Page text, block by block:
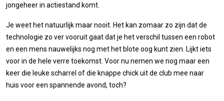
jongeheer in actiestand komt.
Je weet het natuurlijk maar nooit. Het kan zomaar zo zijn dat de
technologie zo ver vooruit gaat dat je het verschil tussen een robot
en een mens nauwelijks nog met het blote oog kunt zien. Lijkt iets
voor in de hele verre toekomst. Voor nu nemen we nog maar een
keer die leuke scharrel of die knappe chick uit de club mee naar
huis voor een spannende avond, toch?